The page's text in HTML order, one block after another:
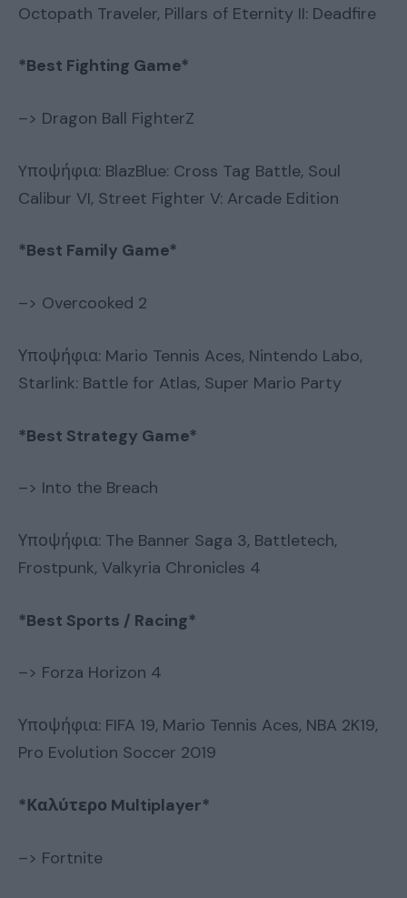
Octopath Traveler, Pillars of Eternity II: Deadfire
*Best Fighting Game*
–> Dragon Ball FighterZ
Yποψήφια: BlazBlue: Cross Tag Battle, Soul
Calibur VI, Street Fighter V: Arcade Edition
*Best Family Game*
–> Overcooked 2
Υποψήφια: Mario Tennis Aces, Nintendo Labo,
Starlink: Battle for Atlas, Super Mario Party
*Best Strategy Game*
–> Into the Breach
Υποψήφια: The Banner Saga 3, Battletech,
Frostpunk, Valkyria Chronicles 4
*Best Sports / Racing*
–> Forza Horizon 4
Υποψήφια: FIFA 19, Mario Tennis Aces, NBA 2K19,
Pro Evolution Soccer 2019
*Καλύτερο Multiplayer*
–> Fortnite